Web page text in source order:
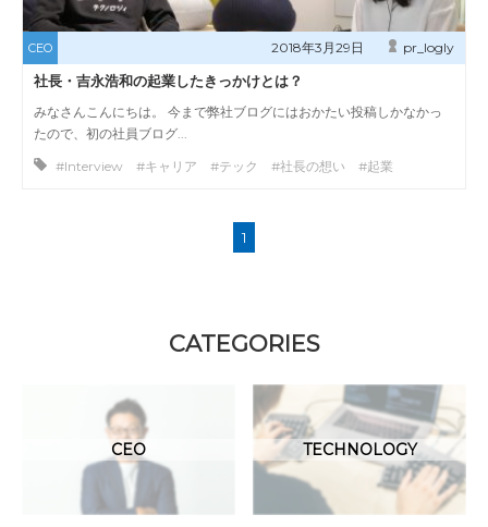
CEO 2018年3月29日 pr_logly
社長・吉永浩和の起業したきっかけとは？
みなさんこんにちは。 今まで弊社ブログにはおかたい投稿しかなかっ
たので、初の社員ブログ...
#Interview #キャリア #テック #社長の想い #起業
1
CATEGORIES
CEO TECHNOLOGY